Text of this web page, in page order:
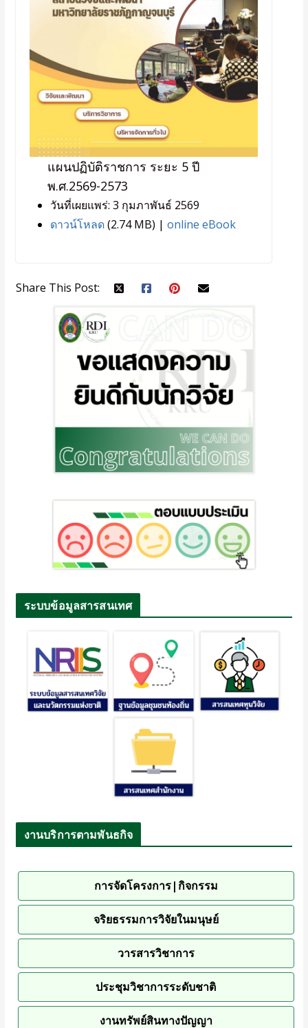
แผนปฏิบัติราชการ ระยะ 5 ปี
พ.ศ.2569-2573
วันที่เผยแพร่: 3 กุมภาพันธ์ 2569
ดาวน์โหลด(2.74 MB) | online eBook
Share This Post:
ระบบข้อมูลสารสนเทศ
งานบริการตามพันธกิจ
การจัดโครงการ|กิจกรรม
จริยธรรมการวิจัยในมนุษย์
วารสารวิชาการ
ประชุมวิชาการระดับชาติ
งานทรัพย์สินทางปัญญา